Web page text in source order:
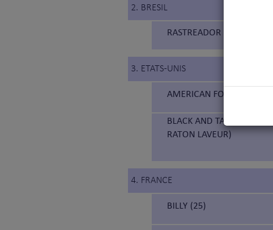
2. BRESIL
RASTREADOR
3. ETATS-UNIS
AMERICAN FOXHOUND
BLACK AND TAN
RATON LAVEUR)
4. FRANCE
BILLY (25)